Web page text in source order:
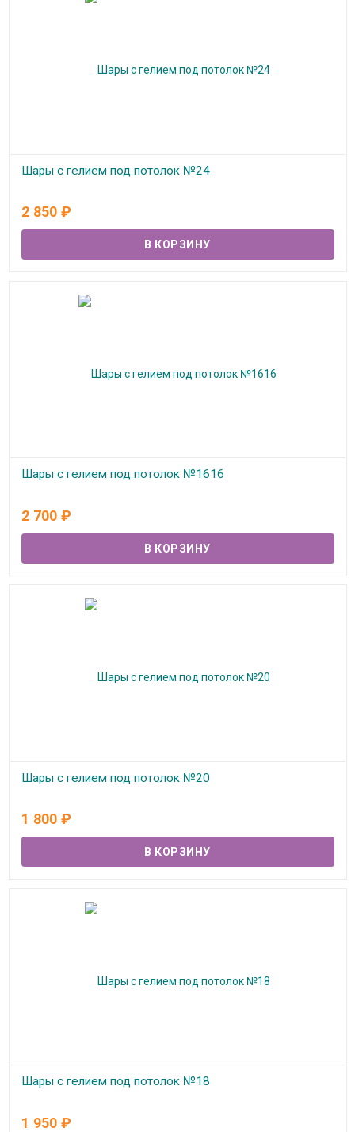
Шары с гелием под потолок №24
2 850 ₽
Шары с гелием под потолок №1616
2 700 ₽
Шары с гелием под потолок №20
1 800 ₽
Шары с гелием под потолок №18
1 950 ₽